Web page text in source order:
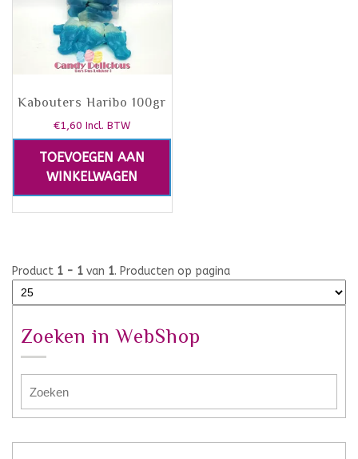
Kabouters Haribo 100gr
€1,60 Incl. BTW
TOEVOEGEN AAN
WINKELWAGEN
Product 1 - 1 van 1. Producten op pagina
Zoeken in WebShop